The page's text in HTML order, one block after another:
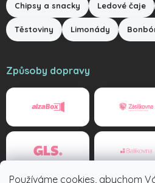
Používáme cookies, abychom
Chipsy a snacky Ledové čaje
Těstoviny Limonády
Způsoby dopravy